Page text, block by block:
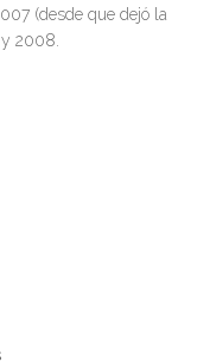
(desde que dejó la
y 2008.